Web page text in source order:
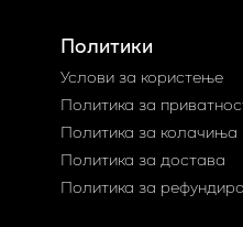
Политики
Услови за користење
Политика за
Политика за колачиња
Политика за достава
Политика за